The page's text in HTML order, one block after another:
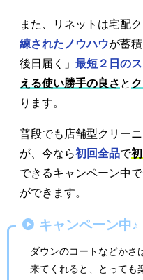
また、リネットは宅配
練されたノウハウが蓄
後日届く」 最短２日の
える使い勝手の良さ と
ります。
普段でも店舗型クリー
が、今なら初回全品で
できるキャンペーン中で
ができます。
キャンペーン中♪
ダウンのコートなどかさ
来てくれると、とっても